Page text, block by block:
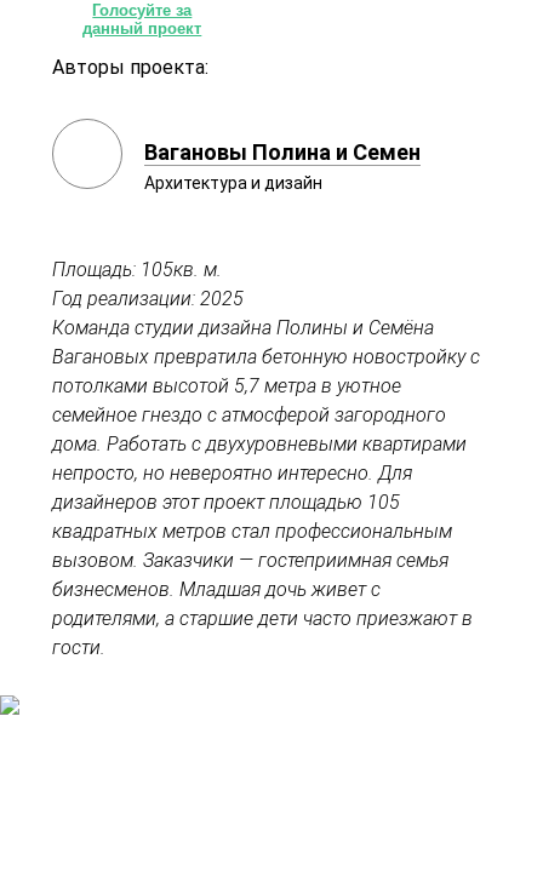
Авторы проекта:
Вагановы Полина и Семен
Архитектура и дизайн
Голосуйте за
данный проект
Площадь: 105кв. м.
Год реализации: 2025
Команда студии дизайна Полины и Семёна
Вагановых превратила бетонную новостройку с
потолками высотой 5,7 метра в уютное
семейное гнездо с атмосферой загородного
дома. Работать с двухуровневыми квартирами
непросто, но невероятно интересно. Для
дизайнеров этот проект площадью 105
квадратных метров стал профессиональным
вызовом. Заказчики — гостеприимная семья
бизнесменов. Младшая дочь живет с
родителями, а старшие дети часто приезжают в
гости.